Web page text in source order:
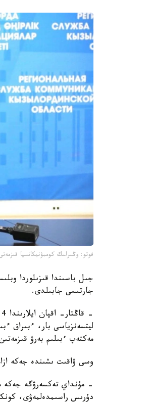
فوتو: وڭىرلىك كوممۋنيكاتسيا
جارتىسى جابىلدى.
مەكتەپ ءبىلىم بەرۋ
وسى ۋاقىت ىشىندە جەكە
- مۇنداي تەكسەرۋگە جەكە
دۇرىس راسىمدەلمەۋى،